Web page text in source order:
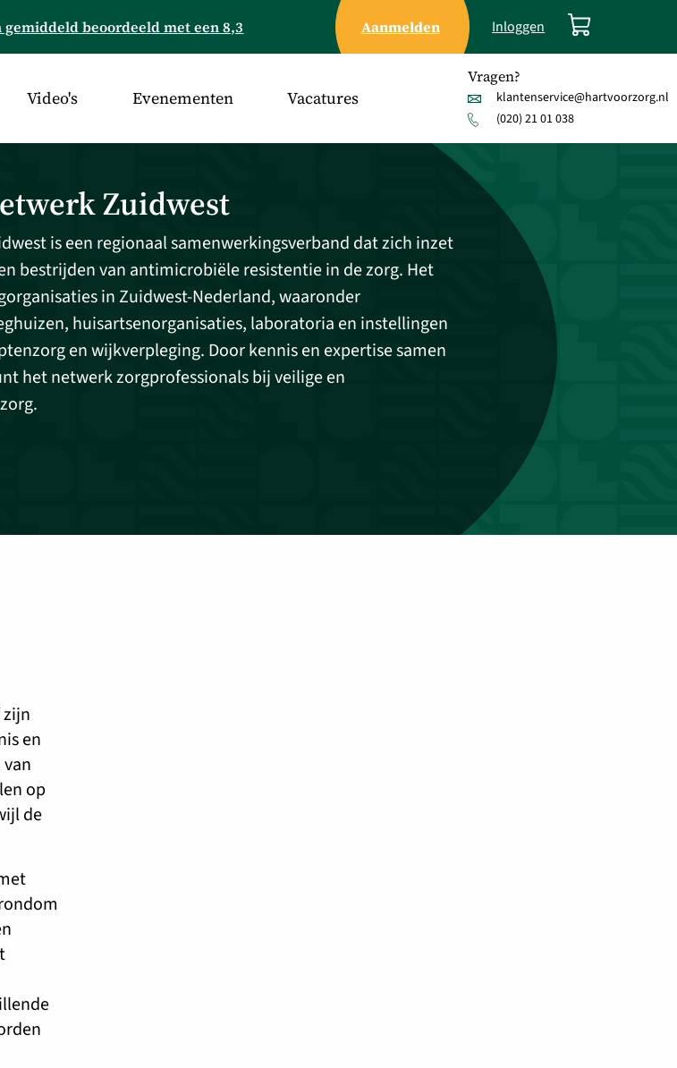
beoordeeld met een 8,3 Aanmelden Inloggen
Video's Evenementen Vacatures
Vragen?
klantenservice@hartvoorzorg.nl
(020) 21 01 038
Zuidwest
is een regionaal samenwerkingsverband dat zich inzet
bestrijden van antimicrobiële resistentie in de zorg. Het
in Zuidwest-Nederland, waaronder
huisartsenorganisaties, laboratoria en instellingen
en wijkverpleging. Door kennis en expertise samen
het netwerk zorgprofessionals bij veilige en
en
op
de